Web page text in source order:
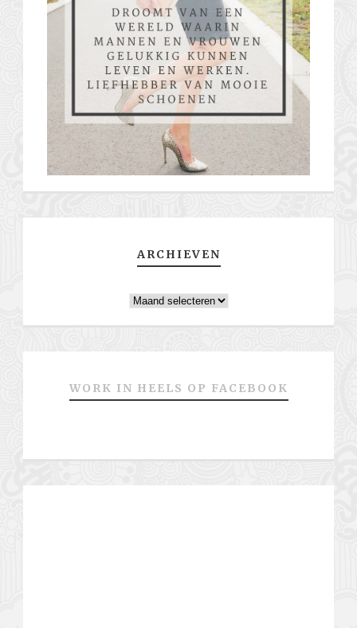
ARCHIEVEN
Archieven
WORK IN HEELS OP FACEBOOK